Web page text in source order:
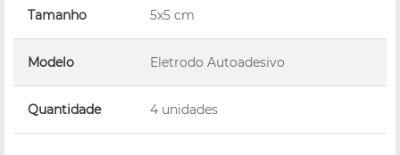
Tamanho 5x5 cm
Modelo Eletrodo Autoadesivo
Quantidade 4 unidades